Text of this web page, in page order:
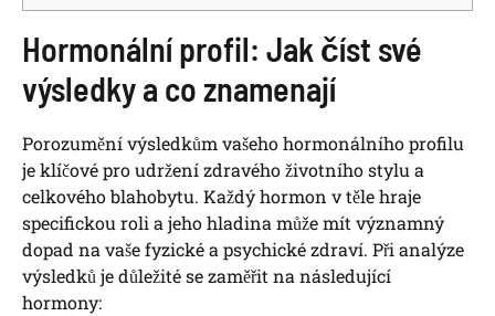
Hormonální profil: Jak číst své
výsledky a co znamenají
Porozumění výsledkům vašeho hormonálního profilu
je klíčové pro udržení zdravého životního stylu a
celkového blahobytu. Každý hormon v těle hraje
specifickou roli a jeho hladina může mít významný
dopad na vaše fyzické a psychické zdraví. Při analýze
výsledků je důležité se zaměřit na následující
hormony: